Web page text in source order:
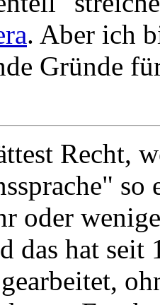
. Aber ich
Gründe
Recht,
so
oder
das hat